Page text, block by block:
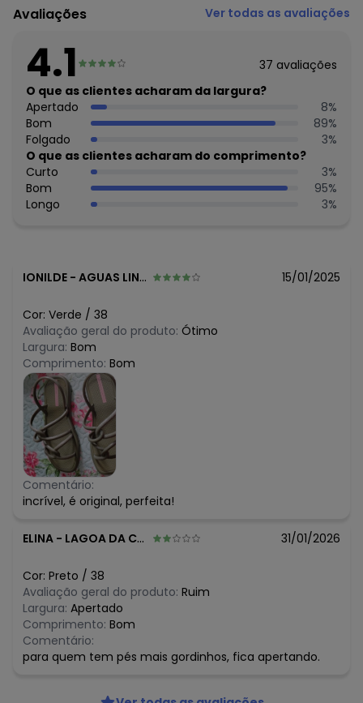
maio/2026 N/D*
abril/2026 N/D*
fevereiro/2026 R$ 24,99
Avaliações Ver todas as avaliações
4.1 37 avaliações
O que as clientes acharam da largura?
Apertado
8%
Bom
89%
Folgado
3%
O que as clientes acharam do comprimento?
Curto
3%
Bom
95%
Longo
3%
IONILDE - AGUAS LINDAS DE GOIAS - GO 15/01/2025
Cor: Verde / 38
Avaliação geral do produto: Ótimo
Largura: Bom
Comprimento: Bom
Comentário:
incrível, é original, perfeita!
ELINA - LAGOA DA CONFUSAO - TO 31/01/2026
Cor: Preto / 38
Avaliação geral do produto: Ruim
Largura: Apertado
Comprimento: Bom
Comentário:
para quem tem pés mais gordinhos, fica apertando.